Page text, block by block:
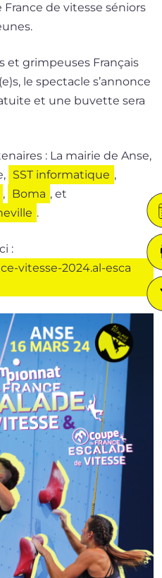
de vitesse séniors
et grim­peuses Français
le spec­tacle s’an­nonce
et une buvette sera
: La mai­rie de Anse,
SST infor­ma­tique ,
, Boma , et
.
:
vitesse​-2024​.al​-esca​